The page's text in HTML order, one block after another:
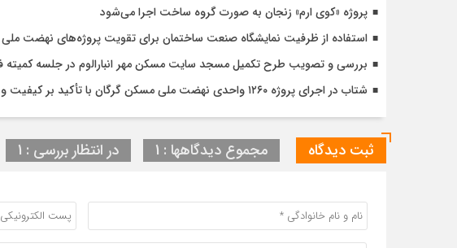
پروژه «کوی ارم» زنجان به صورت گروه ساخت اجرا می‌شود
استفاده از ظرفیت نمایشگاه صنعت ساختمان برای تقویت پروژه‌های نهضت
بررسی و تصویب طرح تکمیل مسجد سایت مسکن مهر انبارالوم در جلسه کمیته
شتاب در اجرای پروژه ۱۲۶۰ واحدی نهضت ملی مسکن گرگان با تأکید بر کیفیت و زمان‌بندی دقیق
ثبت دیدگاه مجموع دیدگاهها : 1 در انتظار بررسی : 1